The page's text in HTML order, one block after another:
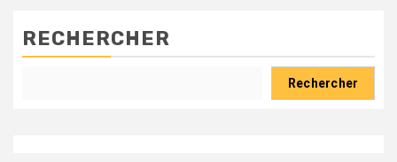
RECHERCHER
Rechercher